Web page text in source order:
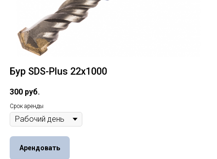
Бур SDS-Plus 22х1000
300 руб.
Срок аренды
Арендовать